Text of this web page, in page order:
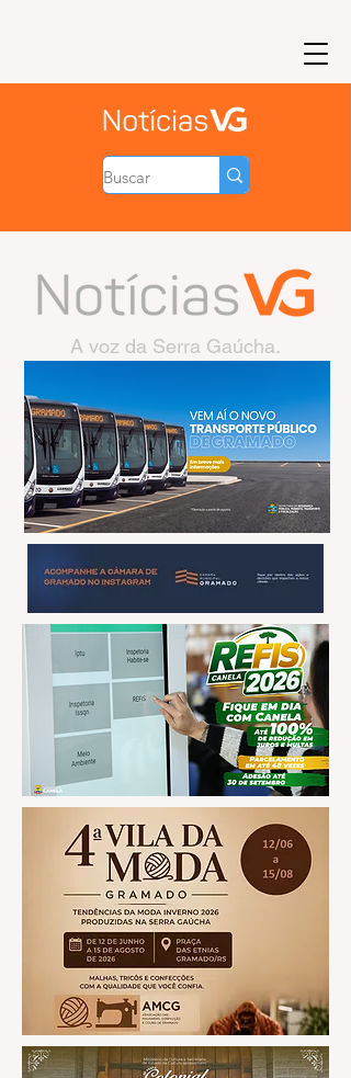
A voz da Serra Gaúcha.